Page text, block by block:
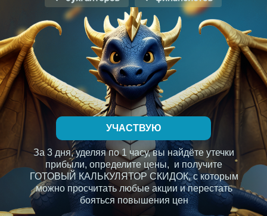
За 3 дня, уделяя по 1 часу, вы найдёте утечки
прибыли, определите цены, и получите
ГОТОВЫЙ КАЛЬКУЛЯТОР СКИДОК, с которым
можно просчитать любые акции и перестать
бояться повышения цен
УЧАСТВУЮ